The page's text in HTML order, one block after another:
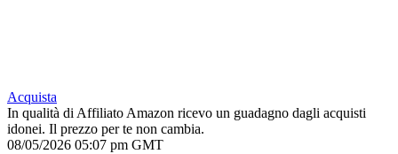
Acquista
In qualità di Affiliato Amazon ricevo un guadagno dagli acquisti
idonei. Il prezzo per te non cambia.
08/05/2026 05:07 pm GMT